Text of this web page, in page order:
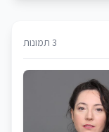
3 תמונות